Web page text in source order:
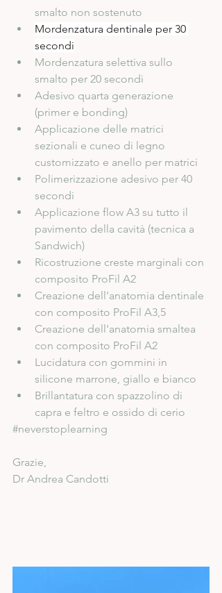
smalto non sostenuto
Mordenzatura dentinale per 30
secondi
Mordenzatura selettiva sullo
smalto per 20 secondi
Adesivo quarta generazione
(primer e bonding)
Applicazione delle matrici
sezionali e cuneo di legno
customizzato e anello per matrici
Polimerizzazione adesivo per 40
secondi
Applicazione flow A3 su tutto il
pavimento della cavità (tecnica a
Sandwich)
Ricostruzione creste marginali con
composito ProFil A2
Creazione dell'anatomia dentinale
con composito ProFil A3,5
Creazione dell'anatomia smaltea
con composito ProFil A2
Lucidatura con gommini in
silicone marrone, giallo e bianco
Brillantatura con spazzolino di
capra e feltro e ossido di cerio
#neverstoplearning
Grazie,
Dr Andrea Candotti